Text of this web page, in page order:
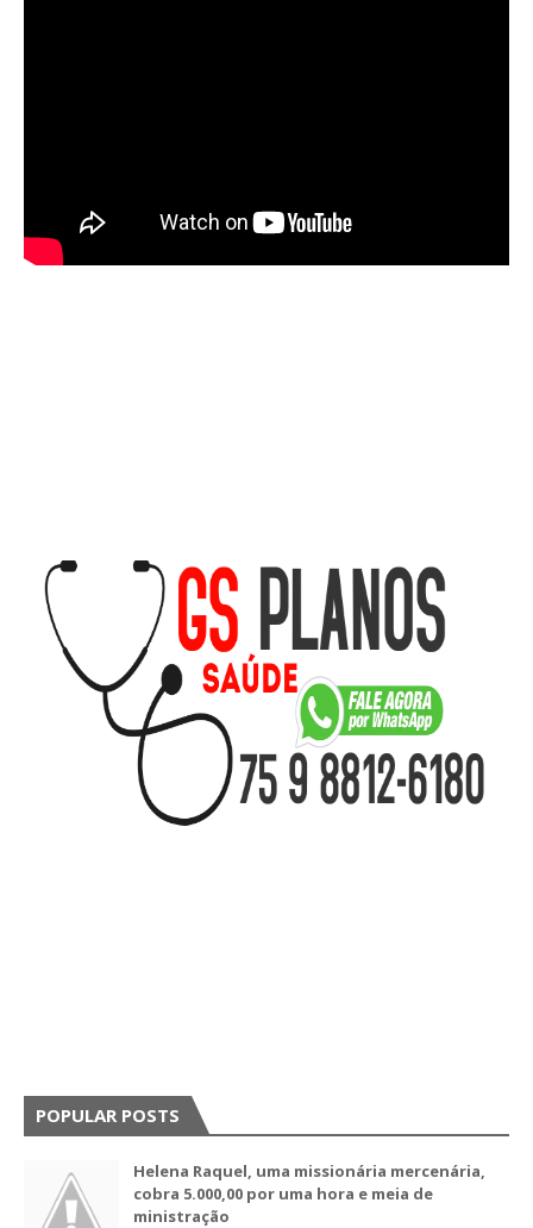
POPULAR POSTS
Helena Raquel, uma missionária mercenária,
cobra 5.000,00 por uma hora e meia de
ministração